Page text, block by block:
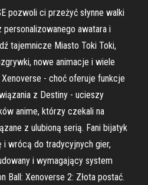
pozwoli ci przeżyć słynne walki
awatara i
tajemnicze Miasto Toki Toki,
nowe animacje i wiele
- choć oferuje funkcje
z Destiny - ucieszy
anime, którzy czekali na
z ulubioną serią. Fani bijatyk
wrócą do tradycyjnych gier,
i wymagający system
Ball: Xenoverse 2: Złota postać.